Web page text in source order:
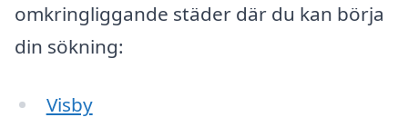
omkringliggande städer där du kan börja
din sökning:
Visby